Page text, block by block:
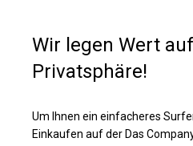
Ganzjähriges Catering-Zelt |
Wir legen Wert
Privatsphäre!
Um Ihnen ein einfacheres
Einkaufen auf der Das